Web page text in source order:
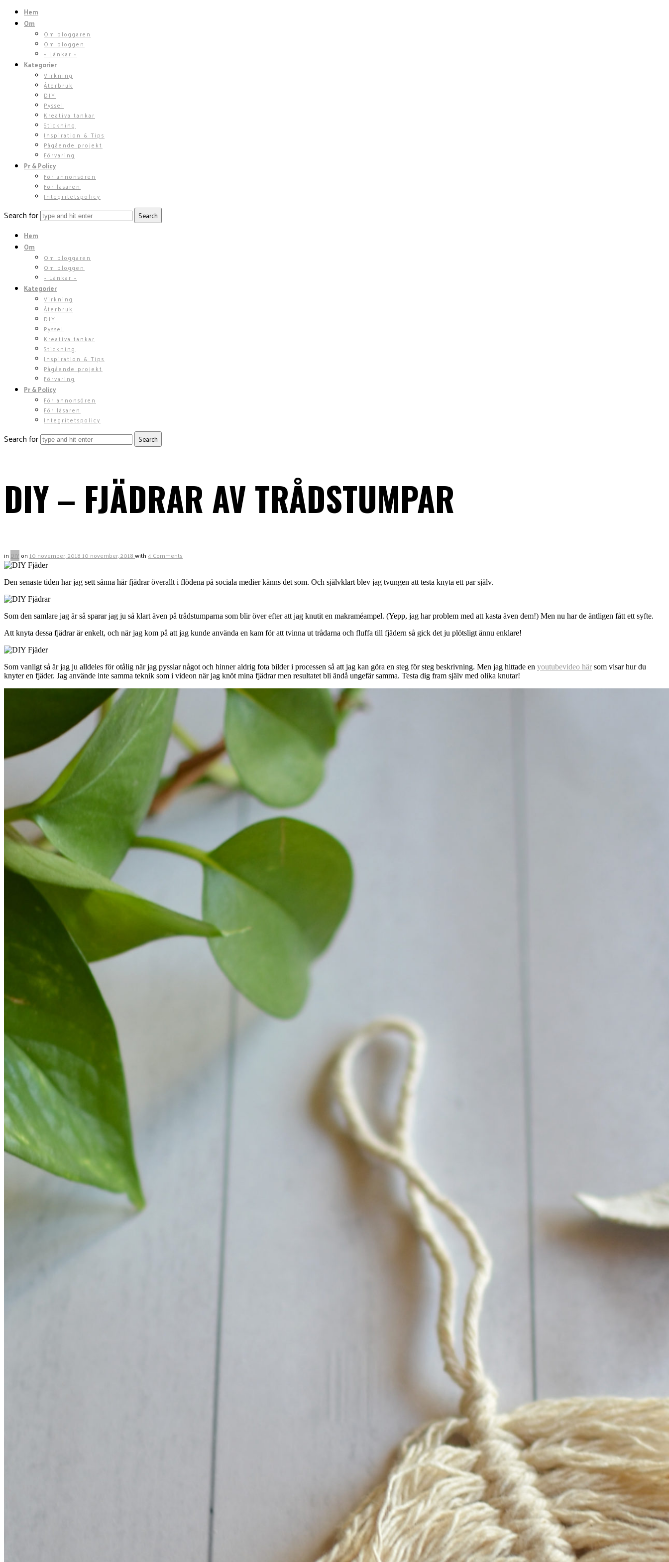
Hem
Om
Om bloggaren
Om bloggen
~ Länkar ~
Kategorier
Virkning
Återbruk
DIY
Pyssel
Kreativa tankar
Stickning
Inspiration & Tips
Pågående projekt
Förvaring
Pr & Policy
För annonsören
För läsaren
Integritetspolicy
Search for
Hem
Om
Om bloggaren
Om bloggen
~ Länkar ~
Kategorier
Virkning
Återbruk
DIY
Pyssel
Kreativa tankar
Stickning
Inspiration & Tips
Pågående projekt
Förvaring
Pr & Policy
För annonsören
För läsaren
Integritetspolicy
Search for
DIY – FJÄDRAR AV TRÅDSTUMPAR
in DIY on 10 november, 2018 10 november, 2018with4 Comments
Den senaste tiden har jag sett sånna här fjädrar överallt i flödena på sociala medier känns det som. Och självklart blev jag tvungen att testa knyta ett par själv.
Som den samlare jag är så sparar jag ju så klart även på trådstumparna som blir över efter att jag knutit en makraméampel. (Yepp, jag har problem med att kasta även dem!) Men nu har de äntligen fått ett syfte.
Att knyta dessa fjädrar är enkelt, och när jag kom på att jag kunde använda en kam för att tvinna ut trådarna och fluffa till fjädern så gick det ju plötsligt ännu enklare!
Som vanligt så är jag ju alldeles för otålig när jag pysslar något och hinner aldrig fota bilder i processen så att jag kan göra en steg för steg beskrivning. Men jag hittade en youtubevideo här som visar hur du
knyter en fjäder. Jag använde inte samma teknik som i videon när jag knöt mina fjädrar men resultatet bli ändå ungefär samma. Testa dig fram själv med olika knutar!